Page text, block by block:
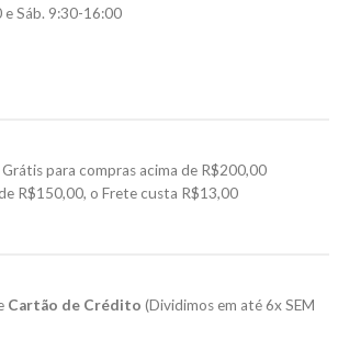
e Sáb. 9:30-16:00
para compras acima de R$200,00
R$150,00, o Frete custa R$13,00
Cartão de Crédito (Dividimos em até 6x SEM